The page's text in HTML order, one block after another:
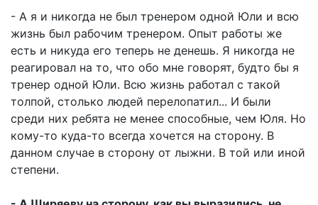
- А я и никогда не был тренером одной Юли и всю
жизнь был рабочим тренером. Опыт работы же
есть и никуда его теперь не денешь. Я никогда не
реагировал на то, что обо мне говорят, будто бы я
тренер одной Юли. Всю жизнь работал с такой
толпой, столько людей перелопатил... И были
среди них ребята не менее способные, чем Юля. Но
кому-то куда-то всегда хочется на сторону. В
данном случае в сторону от лыжни. В той или иной
степени.